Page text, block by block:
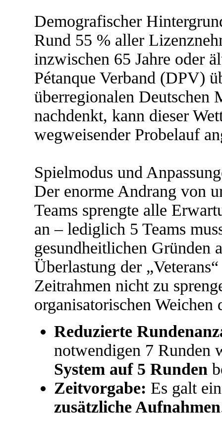
Demografischer
Rund 55 % aller
inzwischen 65 Jahre oder
Pétanque Verband (DPV)
überregionalen Deutschen
nachdenkt, kann dieser
wegweisender Probelauf
Spielmodus und
Der enorme Andrang von
Teams sprengte alle
an – lediglich 5 Teams
gesundheitlichen Gründen
Überlastung der
Zeitrahmen nicht zu
organisatorischen
Reduzierte
notwendigen 7 Runden
System auf 5 Runden
Zeitvorgabe: Es galt
zusätzliche Aufnahmen